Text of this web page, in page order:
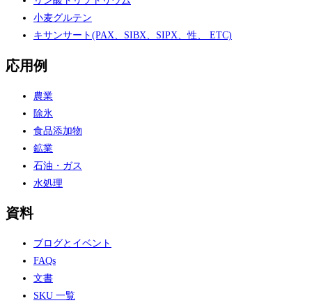
亜硫酸ナトリウム
メタビン硫酸ナトリウム
亜硝酸ナトリウム
硫化ナトリウム生成物
硫酸ナトリウム
リン酸トリソトリウム
小麦グルテン
キサンサート(PAX、SIBX、SIPX、性、 ETC)
応用例
農業
鉱業
石油・ガス
水処理